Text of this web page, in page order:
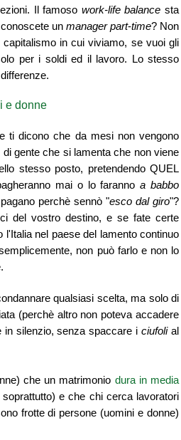
Ilfamoso work-life balance sta
un manager part-time? Non
oin cui viviamo, se vuoi gli
per i soldi ed il lavoro. Lo stesso
.
e donne
ti dicono che da mesi non vengono
di gente che si lamenta che non viene
stesso posto, pretendendo QUEL
mai o lo farannoa babbo
perchè sennò "esco dal giro"?
del vostro destino, e se fate certe
nel paese del lamento continuo
non può farlo e non lo
qualsiasi scelta, ma solo di
(perchè altro non poteva accadere
in silenzio,senza spaccare iciufolial
che un matrimonio dura in media
soprattutto)e che chi cerca lavoratori
frotte di persone (uomini e donne)